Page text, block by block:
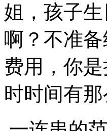
姐，孩子
啊？不准
费用，你
时时间有